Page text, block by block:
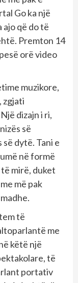
Go ka një
ajo që do të
Premton 14
orë video
muzikore,
zgjati
dizajn i ri,
së
dytë. Tani e
në formë
mirë, duket
më pak
të
me
këtë një
të
portativ